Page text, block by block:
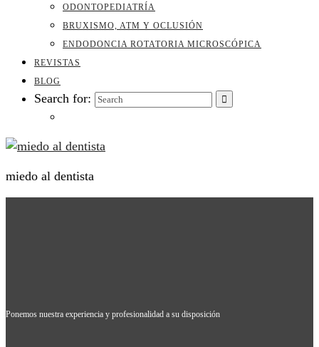
ODONTOPEDIATRÍA
BRUXISMO, ATM Y OCLUSIÓN
ENDODONCIA ROTATORIA MICROSCÓPICA
REVISTAS
BLOG
Search for:
miedo al dentista
Ponemos nuestra experiencia y profesionalidad a su disposición